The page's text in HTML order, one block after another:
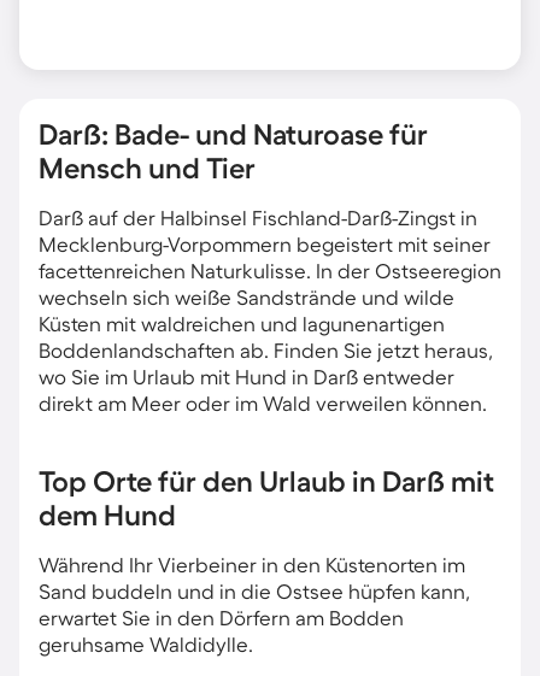
Darß: Bade- und Naturoase für
Mensch und Tier
Darß auf der Halbinsel Fischland-Darß-Zingst in
Mecklenburg-Vorpommern begeistert mit seiner
facettenreichen Naturkulisse. In der Ostseeregion
wechseln sich weiße Sandstrände und wilde
Küsten mit waldreichen und lagunenartigen
Boddenlandschaften ab. Finden Sie jetzt heraus,
wo Sie im Urlaub mit Hund in Darß entweder
direkt am Meer oder im Wald verweilen können.
Top Orte für den Urlaub in Darß mit
dem Hund
Während Ihr Vierbeiner in den Küstenorten im
Sand buddeln und in die Ostsee hüpfen kann,
erwartet Sie in den Dörfern am Bodden
geruhsame Waldidylle.